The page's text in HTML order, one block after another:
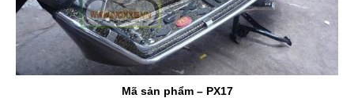
Mã sản phẩm – PX17